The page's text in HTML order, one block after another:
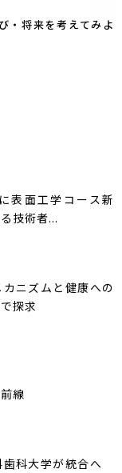
・将来を考えてみよ
表面工学コース新
技術者...
ニズムと健康への
探求
線
歯科大学が統合へ